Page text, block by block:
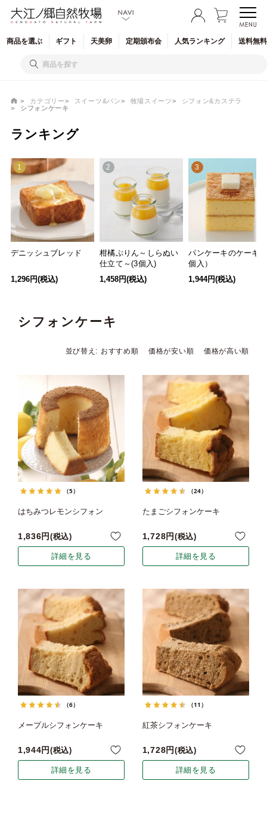
商品を選ぶ ギフト 天美卵 定期頒布会 人気ランキング 送料無
カテゴリー スイーツ&パン 牧場スイーツ
シフォン&カステラ
シフォンケーキ
ランキング
1
デニッシュブレッド
1,296円(税込)
2
柑橘ぷりん～しらぬい
仕立て～(3個入)
1,458円(税込)
3
パンケーキのケーキ
個入）
1,944円(税込)
シフォンケーキ
並び替え おすすめ順 価格が安い順 価格が高い順
（5）
はちみつレモンシフォン
1,836 税込
詳細を見る
（24）
たまごシフォンケーキ
1,728 税込
詳細を見る
（6）
メープルシフォンケーキ
1,944 税込
詳細を見る
（11）
紅茶シフォンケーキ
1,728 税込
詳細を見る